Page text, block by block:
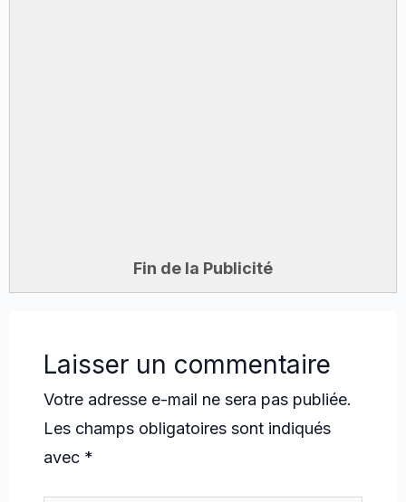
Fin de la Publicité
Laisser un commentaire
Votre adresse e-mail ne sera pas publiée.
Les champs obligatoires sont indiqués
avec *